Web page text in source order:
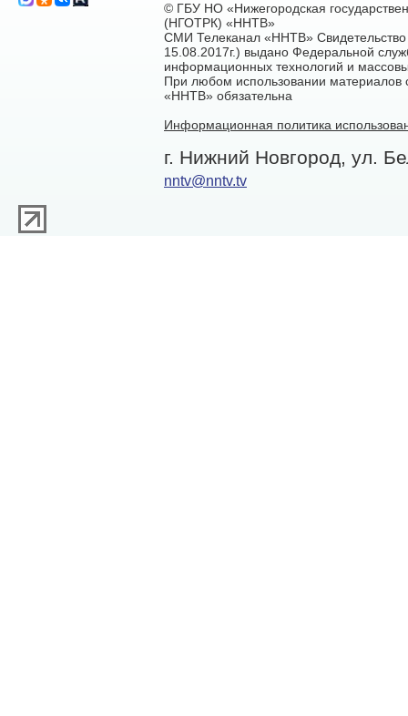
© ГБУ НО «Нижегородская
(НГОТРК) «ННТВ»
СМИ Телеканал «ННТВ»
15.08.2017г.) выдано Федеральной
информационных технологий и
При любом использовании материалов
«ННТВ» обязательна
Информационная политика
г. Нижний Новгород, ул.
nntv@nntv.tv